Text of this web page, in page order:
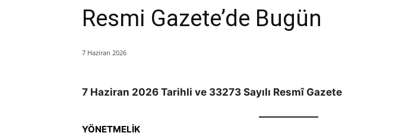
Resmi Gazete’de Bugün
7 Haziran 2026
7 Haziran 2026 Tarihli ve 33273 Sayılı Resmî Gazete
YÖNETMELİK